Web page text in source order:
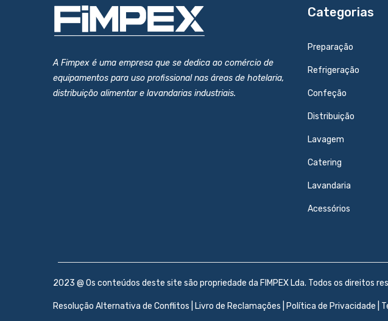
A Fimpex é uma empresa que se dedica ao comércio de
equipamentos para uso profissional nas áreas de hotelaria,
distribuição alimentar e lavandarias industriais.
Categorias
Preparação
Refrigeração
Confeção
Distribuição
Lavagem
Catering
Lavandaria
Acessórios
2023 @ Os conteúdos deste site são propriedade da FIMPEX Lda. Todos os direitos
Resolução Alternativa de Conflitos Livro de Reclamações Política de Privacidade